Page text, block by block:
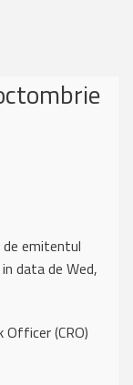
emitentul
data de Wed,
Officer (CRO)